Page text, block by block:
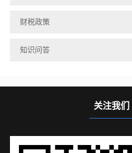
财税政策
知识问答
关注我们